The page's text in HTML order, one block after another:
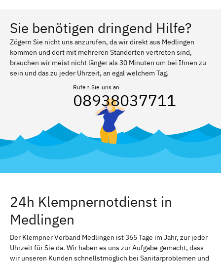
Sie benötigen dringend Hilfe?
Zögern Sie nicht uns anzurufen, da wir direkt aus Medlingen
kommen und dort mit mehreren Standorten vertreten sind,
brauchen wir meist nicht länger als 30 Minuten um bei Ihnen zu
sein und das zu jeder Uhrzeit, an egal welchem Tag.
Rufen Sie uns an
08938037711
24h Klempnernotdienst in
Medlingen
Der Klempner Verband Medlingen ist 365 Tage im Jahr, zur jeder
Uhrzeit für Sie da. Wir haben es uns zur Aufgabe gemacht, dass
wir unseren Kunden schnellstmöglich bei Sanitärproblemen und